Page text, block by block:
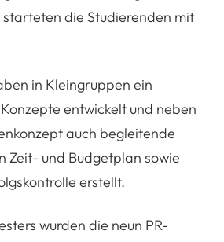
die Studierenden mit
in Kleingruppen ein
entwickelt und neben
auch begleitende
Zeit- und Budgetplan sowie
erstellt.
wurden die neun PR-